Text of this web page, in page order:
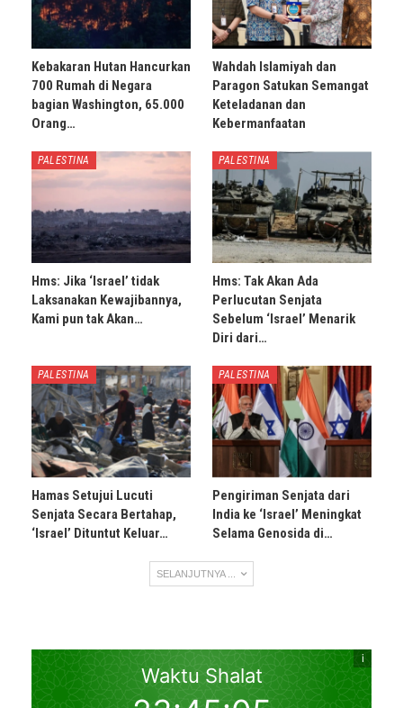
Kebakaran Hutan Hancurkan
700 Rumah di Negara
bagian Washington, 65.000
Orang…
Wahdah Islamiyah dan
Paragon Satukan Semangat
Keteladanan dan
Kebermanfaatan
PALESTINA
Hms: Jika ‘Israel’ tidak
Laksanakan Kewajibannya,
Kami pun tak Akan…
PALESTINA
Hms: Tak Akan Ada
Perlucutan Senjata
Sebelum ‘Israel’ Menarik
Diri dari…
PALESTINA
Hamas Setujui Lucuti
Senjata Secara Bertahap,
‘Israel’ Dituntut Keluar…
PALESTINA
Pengiriman Senjata dari
India ke ‘Israel’ Meningkat
Selama Genosida di…
SELANJUTNYA ...